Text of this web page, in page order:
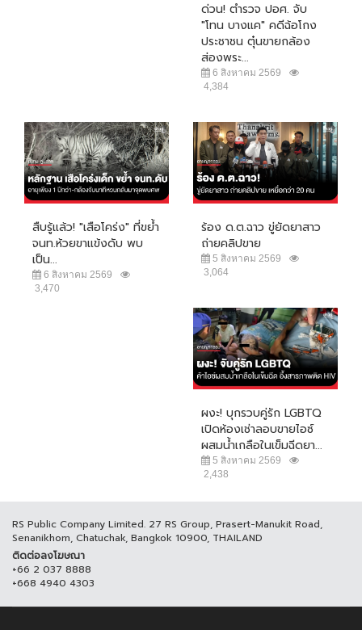
ด่วน! ตำรวจ ปอศ. จับ
"โทน บางแค" คดีฉ้อโกง
ประชาชน ตุ๋นขายกล้อง
ส่องพระ...
6 สิงหาคม 2569
4,384
สืบรู้แล้ว! "เสือโคร่ง" ที่ขย้ำ
จนท.ห้วยขาแข้งดับ พบ
เป็น...
6 สิงหาคม 2569
3,470
ร้อง ด.ต.ฉาว ขู่ยัดยาสาว
ถ่ายคลิปขาย
5 สิงหาคม 2569
3,064
ผงะ! บุกรวบคู่รัก LGBTQ
เปิดห้องเช่าลอบขายไอซ์
ผสมน้ำเกลือในเข็มฉีดยา...
5 สิงหาคม 2569
2,438
RS Public Company Limited. 27 RS Group, Prasert-Manukit Road,
Senanikhom, Chatuchak, Bangkok 10900, THAILAND
ติดต่อลงโฆษณา
+66 2 037 8888
+668 4940 4303